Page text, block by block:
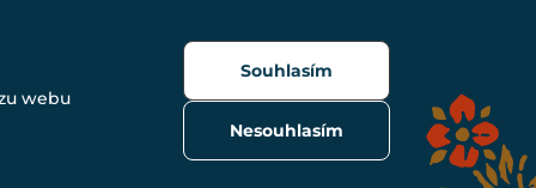
webu
Nesouhlasím
Souhlasím